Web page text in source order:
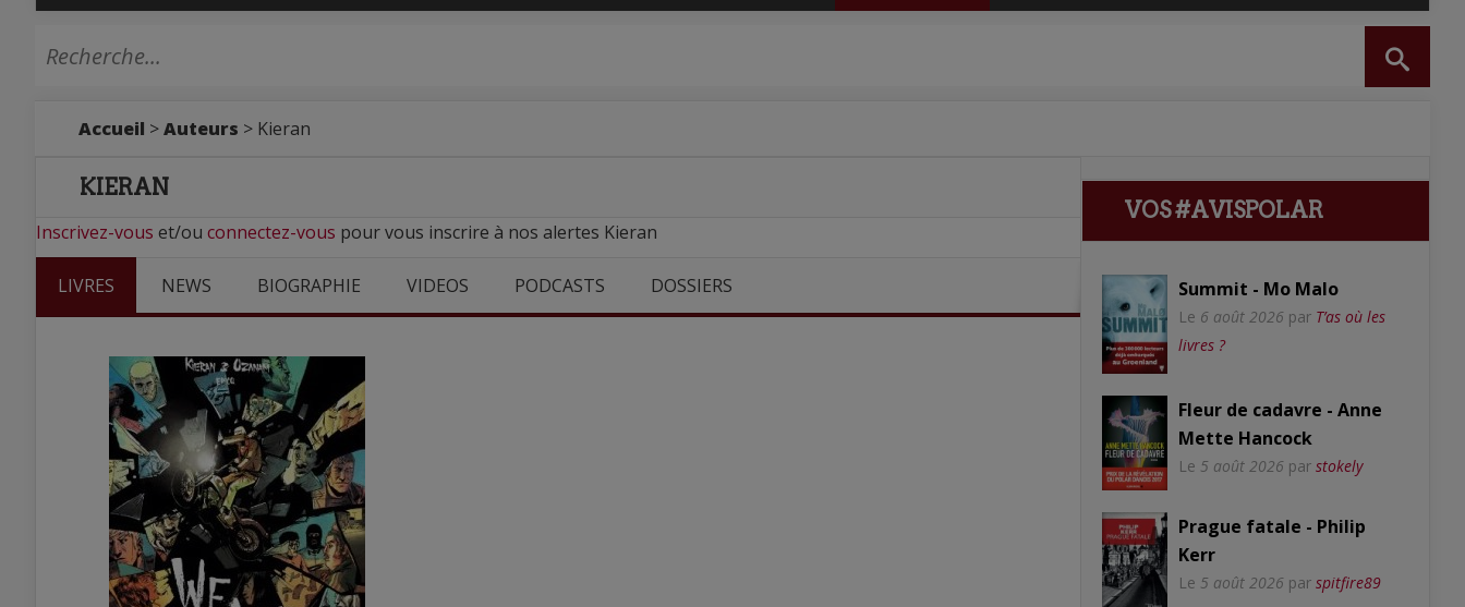
Accueil >Auteurs > Kieran
KIERAN
Inscrivez-vous et/ou connectez-vous pour vous inscrire à nos alertes Kieran
LIVRES NEWS BIOGRAPHIE VIDEOS PODCASTS DOSSIERS
VOS #AVISPOLAR
Summit - Mo Malo
Le 6 août 2026 par T’as où les
livres ?
Fleur de cadavre - Anne
Mette Hancock
Le 5 août 2026 par stokely
Prague fatale - Philip
Kerr
Le 5 août 2026 par spitfire89